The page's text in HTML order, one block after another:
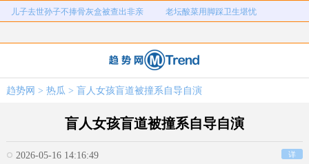
儿子去世孙子不捧骨灰盒被查出非亲 老坛酸菜用脚踩卫生堪忧
富婆带资进组给自己硬加60多场吻戏
弊犯罪
1岁宝宝碰坏纸巾盒三亚酒店索赔924 女子开一天一夜空调后二氧化碳中毒
趋势网 > 热瓜 > 盲人女孩盲道被撞系自导自演
盲人女孩盲道被撞系自导自演
2026-05-16 14:16:49 详